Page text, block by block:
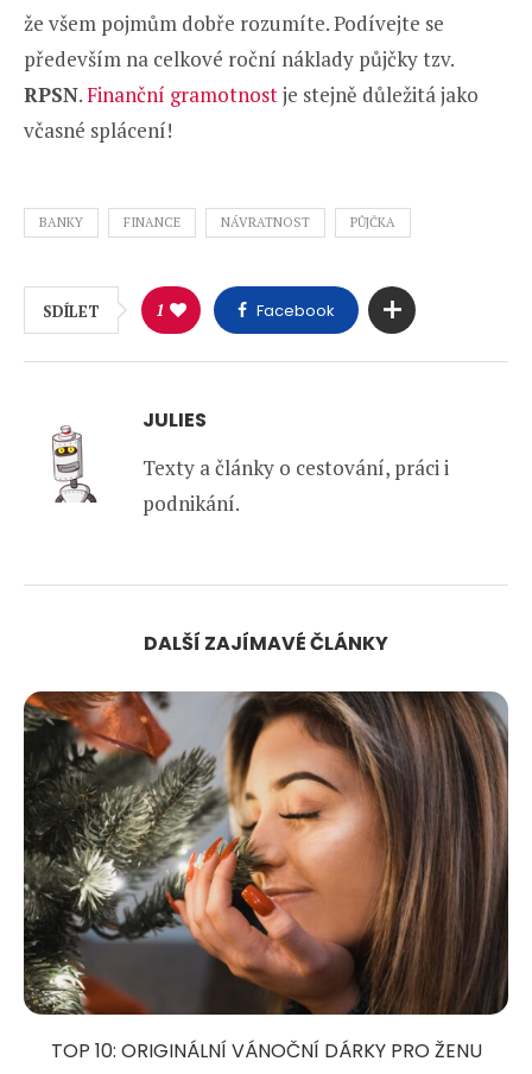
že všem pojmům dobře rozumíte. Podívejte se
především na celkové roční náklady půjčky tzv.
RPSN.Finanční gramotnostje stejně důležitá jako
včasné splácení!
BANKY FINANCE NÁVRATNOST PŮJČKA
SDÍLET 1 Facebook
JULIES
Texty a články o cestování, práci i
podnikání.
DALŠÍ ZAJÍMAVÉ ČLÁNKY
TOP 10: ORIGINÁLNÍ VÁNOČNÍ DÁRKY PRO ŽENU